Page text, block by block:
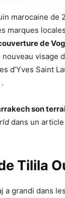
marocaine de
marques
de
visage
d’Yves Saint
son
dans un
Tilila
a grandi dans